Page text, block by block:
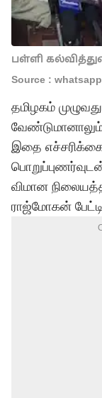
பள்ளி
Source : whatsapp
தமிழகம்
இதை
விமான
ராஜ்மோகன்